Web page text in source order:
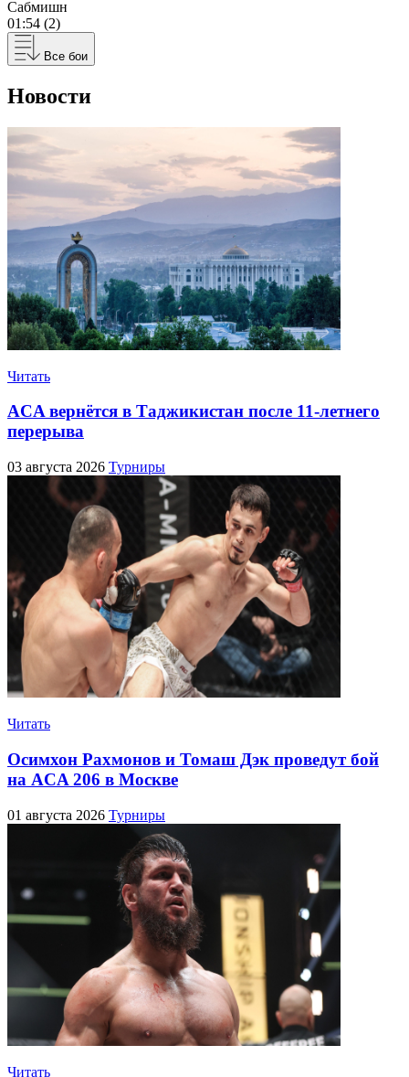
Сабмишн
01:54 (2)
Все бои
Новости
Читать
ACA вернётся в Таджикистан после 11-летнего
перерыва
03 августа 2026 Турниры
Читать
Осимхон Рахмонов и Томаш Дэк проведут бой
на ACA 206 в Москве
01 августа 2026 Турниры
Читать